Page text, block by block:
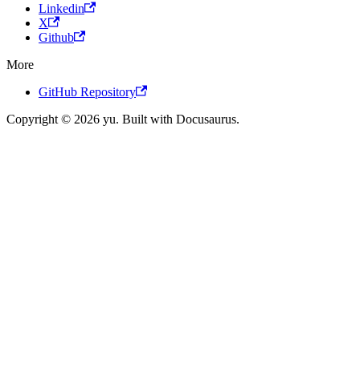
Linkedin
X
Github
More
GitHub Repository
Copyright © 2026 yu. Built with Docusaurus.